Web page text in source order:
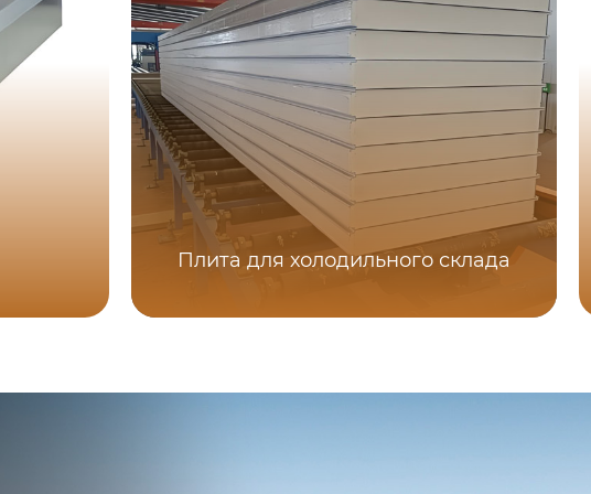
Плита для холодильного склада